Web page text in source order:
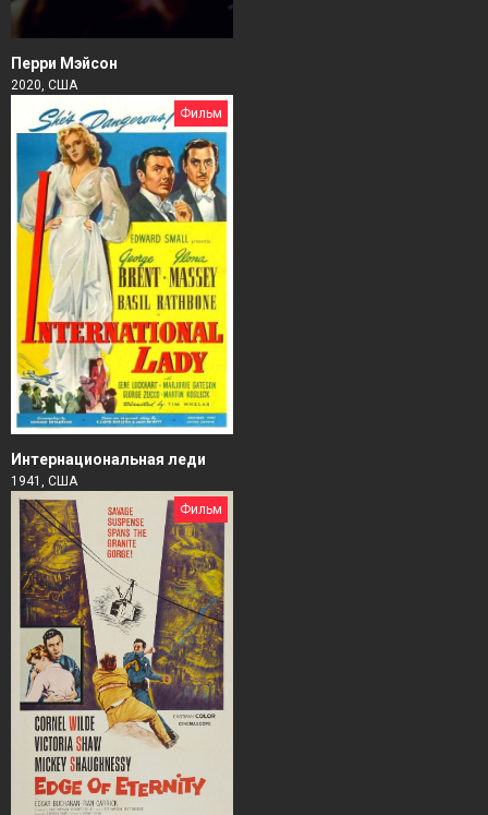
Перри Мэйсон
2020, США
Фильм
Интернациональная леди
1941, США
Фильм